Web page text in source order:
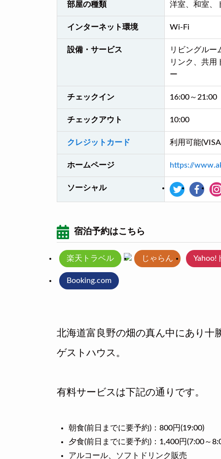
部屋の種類 洋室、和室、
インターネット環境 Wi-Fi
設備・サービス
リビングルー
リンク、共用
ー
チェックイン 16:00～21:00
チェックアウト 10:00
クレジットカード 利用可能
ホームページ https://
ソーシャル
宿泊予約はこちら
楽天トラベル じゃらん Yahoo!
Booking.com
北海道富良野の畑の真ん中にあり十
ゲストハウス。
有料サービスは下記の通りです。
朝食(前日までに要予約)：800円(19:00)
夕食(前日までに要予約)：1,400円(7:00～
アルコール、ソフトドリンク販売